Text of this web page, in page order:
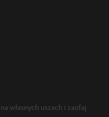
własnych uszach i zaufaj